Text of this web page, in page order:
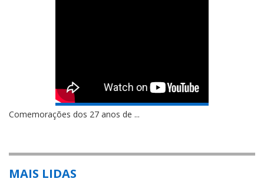
Comemorações dos 27 anos de ...
MAIS LIDAS